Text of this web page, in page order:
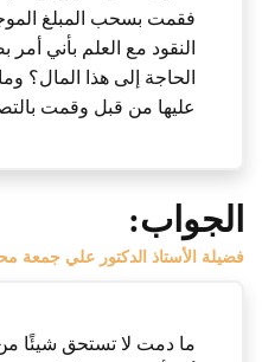
فقمت بسحب المبلغ
النقود مع العلم بأني
الحاجة إلى هذا المال؟
عليها من قبل وقمت
الجواب:
فضيلة الأستاذ الدكتور علي جمعة
ما دمت لا تستحق شيئًا